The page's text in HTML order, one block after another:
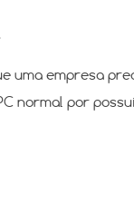
empresa
normal por